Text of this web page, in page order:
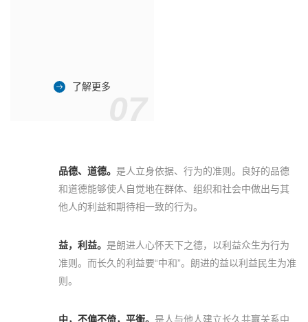
了解更多
品德、道德。 是人立身依据、行为的准则。良好的品德
和道德能够使人自觉地在群体、组织和社会中做出与其
他人的利益和期待相一致的行为。
益，利益。 是朗进人心怀天下之德，以利益众生为行为
准则。而长久的利益要“中和”。朗进的益以利益民生为准
则。
中，不偏不倚，平衡。 是人与他人建立长久共赢关系中